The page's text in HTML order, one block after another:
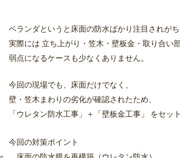
ベランダというと床面の防水ばかり注目されがち
実際には 立ち上がり・笠木・壁板金・取り合い
弱点になるケースも少なくありません。
今回の現場でも、床面だけでなく、
壁・笠木まわりの劣化が確認されたため、
「ウレタン防水工事」＋「壁板金工事」 をセッ
今回の対策ポイント